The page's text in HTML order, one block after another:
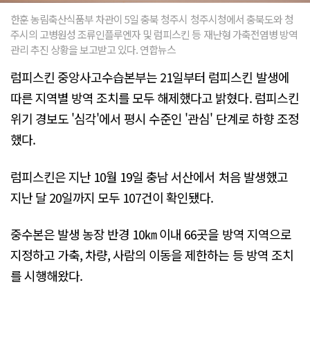
한훈 농림축산식품부 차관이 5일 충북 청주시 청주시청에서 충북도와 청
주시의 고병원성 조류인플루엔자 및 럼피스킨 등 재난형 가축전염병 방역
관리 추진 상황을 보고받고 있다. 연합뉴스
럼피스킨 중앙사고수습본부는 21일부터 럼피스킨 발생에
따른 지역별 방역 조치를 모두 해제했다고 밝혔다. 럼피스킨
위기 경보도 '심각'에서 평시 수준인 '관심' 단계로 하향 조정
했다.
럼피스킨은 지난 10월 19일 충남 서산에서 처음 발생했고
지난 달 20일까지 모두 107건이 확인됐다.
중수본은 발생 농장 반경 10㎞ 이내 66곳을 방역 지역으로
지정하고 가축, 차량, 사람의 이동을 제한하는 등 방역 조치
를 시행해왔다.